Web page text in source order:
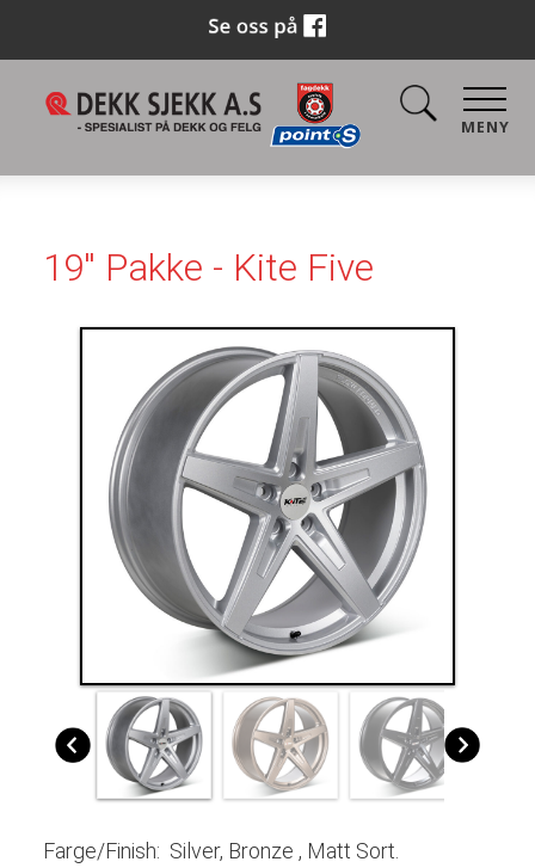
MENY
19'' Pakke - Kite Five
Farge/Finish: Silver, Bronze , Matt Sort.